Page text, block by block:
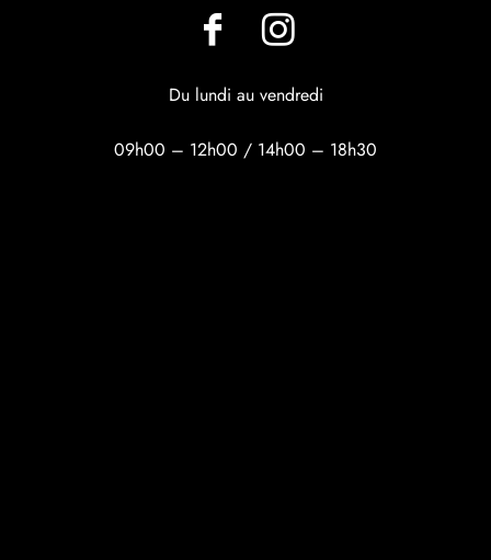
Du lundi au vendredi
09h00 – 12h00 / 14h00 – 18h30